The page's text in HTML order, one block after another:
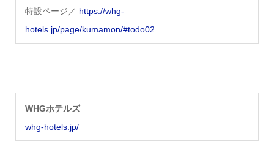
特設ページ／ https://whg-
hotels.jp/page/kumamon/#todo02
WHGホテルズ
whg-hotels.jp/